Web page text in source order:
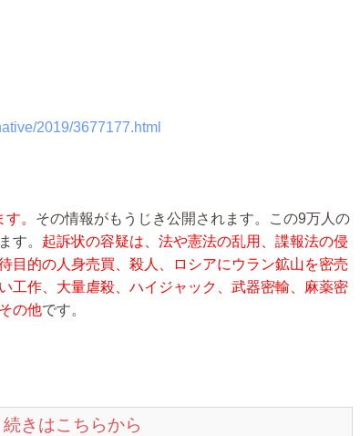
2019/3677177.html
。 その情報がもうじき公開されます。この9万人の
す。 起訴状の容疑は、法や憲法の乱用、諜報法の侵
目的の人身売買、殺人、ロシアにウラン鉱山を密売
工作、大量虐殺、ハイジャック、武器密輸、麻薬密
の他です。
続きはこちらから